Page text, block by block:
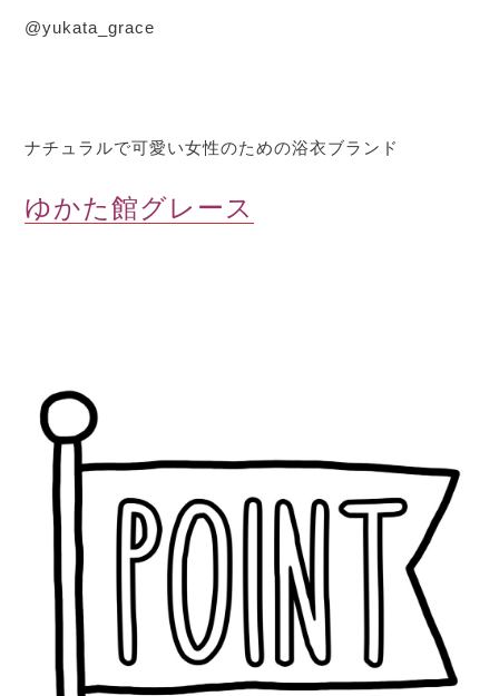
@yukata_grace
ナチュラルで可愛い女性のための浴衣ブランド
ゆかた館グレース